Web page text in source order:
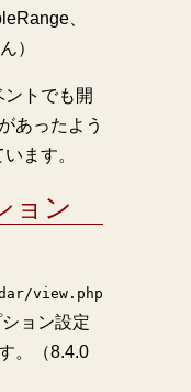
、
）
トでも開
あったよう
ます。
ョン
view.php
ョン設定
。（8.4.0